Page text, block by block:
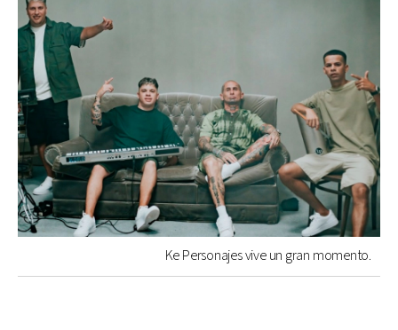
Ke Personajes vive un gran momento.